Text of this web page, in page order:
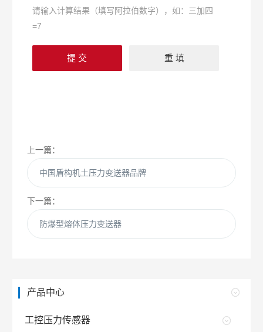
请输入计算结果（填写阿拉伯数字），如：三加四
=7
上一篇：
中国盾构机土压力变送器品牌
下一篇：
防爆型熔体压力变送器
产品中心
工控压力传感器